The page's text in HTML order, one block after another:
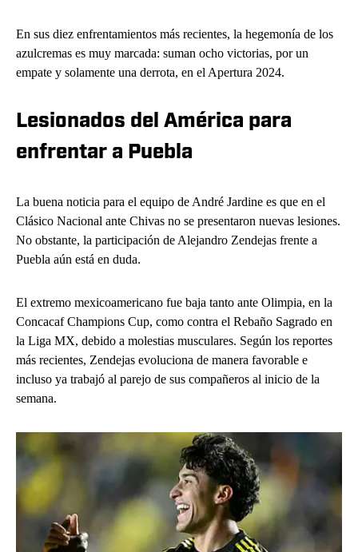
En sus diez enfrentamientos más recientes, la hegemonía de los
azulcremas es muy marcada: suman ocho victorias, por un
empate y solamente una derrota, en el Apertura 2024.
Lesionados del América para
enfrentar a Puebla
La buena noticia para el equipo de André Jardine es que en el
Clásico Nacional ante Chivas no se presentaron nuevas lesiones.
No obstante, la participación de Alejandro Zendejas frente a
Puebla aún está en duda.
El extremo mexicoamericano fue baja tanto ante Olimpia, en la
Concacaf Champions Cup, como contra el Rebaño Sagrado en
la Liga MX, debido a molestias musculares. Según los reportes
más recientes, Zendejas evoluciona de manera favorable e
incluso ya trabajó al parejo de sus compañeros al inicio de la
semana.